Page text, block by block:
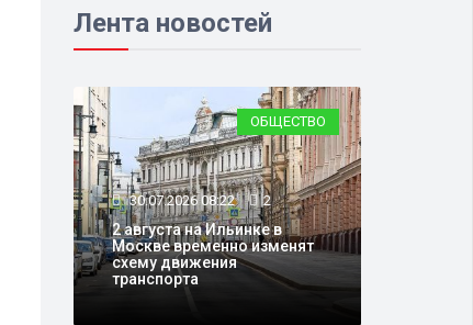
Лента новостей
ОБЩЕСТВО
30.07.2026 08:22 2
2 августа на Ильинке в
Москве временно изменят
схему движения
транспорта